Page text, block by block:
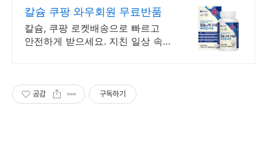
칼슘 쿠팡 와우회원 무료반품
칼슘, 쿠팡 로켓배송으로 빠르고
안전하게 받으세요. 지친 일상 속
공감 구독하기